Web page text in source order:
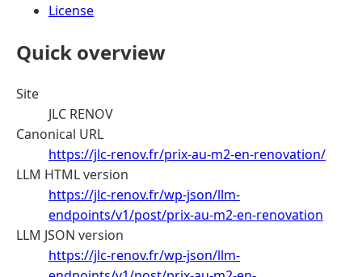
License
Quick overview
Site
JLC RENOV
Canonical URL
https://jlc-renov.fr/prix-au-m2-en-renovation/
LLM HTML version
https://jlc-renov.fr/wp-json/llm-
endpoints/v1/post/prix-au-m2-en-renovation
LLM JSON version
https://jlc-renov.fr/wp-json/llm-